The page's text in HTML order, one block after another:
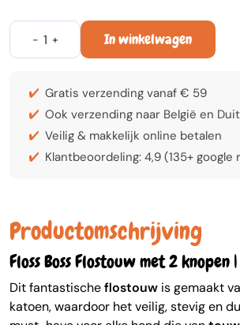
- + In winkelwagen
Gratis verzending vanaf € 59
Ook verzending naar België en
Veilig & makkelijk online betalen
Klantbeoordeling: 4,9 (135+ google
Productomschrijving
Floss Boss Flostouw met 2 knopen
Dit fantastischeflostouw is gemaakt
katoen, waardoor het veilig, stevig en